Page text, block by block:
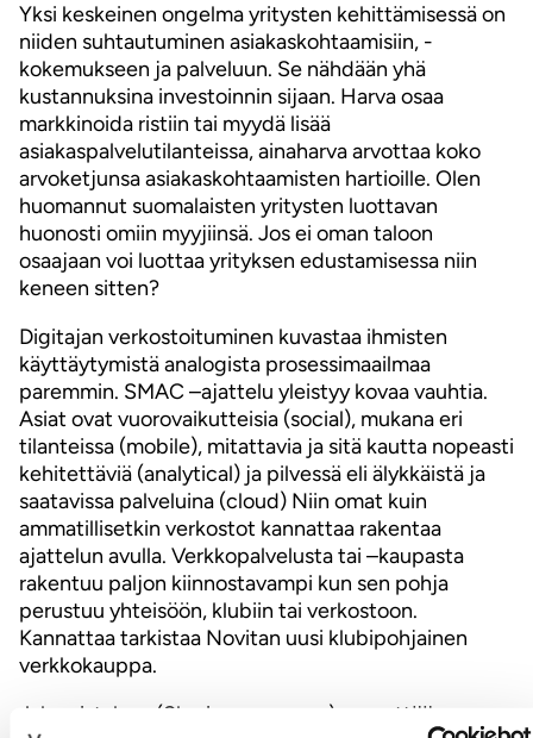
Yksi keskeinen ongelma yritysten kehittämisessä on
niiden suhtautuminen asiakaskohtaamisiin, -
kokemukseen ja palveluun. Se nähdään yhä
kustannuksina investoinnin sijaan. Harva osaa
markkinoida ristiin tai myydä lisää
asiakaspalvelutilanteissa, ainaharva arvottaa koko
arvoketjunsa asiakaskohtaamisten hartioille. Olen
huomannut suomalaisten yritysten luottavan
huonosti omiin myyjiinsä. Jos ei oman taloon
osaajaan voi luottaa yrityksen edustamisessa niin
keneen sitten?
Digitajan verkostoituminen kuvastaa ihmisten
käyttäytymistä analogista prosessimaailmaa
paremmin. SMAC –ajattelu yleistyy kovaa vauhtia.
Asiat ovat vuorovaikutteisia (social), mukana eri
tilanteissa (mobile), mitattavia ja sitä kautta nopeasti
kehitettäviä (analytical) ja pilvessä eli älykkäistä ja
saatavissa palveluina (cloud) Niin omat kuin
ammatillisetkin verkostot kannattaa rakentaa
ajattelun avulla. Verkkopalvelusta tai –kaupasta
rakentuu paljon kiinnostavampi kun sen pohja
perustuu yhteisöön, klubiin tai verkostoon.
Kannattaa tarkistaa Novitan uusi klubipohjainen
verkkokauppa.
Jakamistalous (Sharing economy) synnyttää